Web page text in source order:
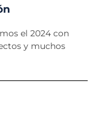
el 2024 con
y muchos